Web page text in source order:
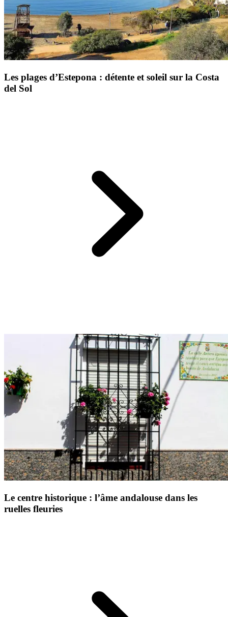
Les plages d’Estepona : détente et soleil sur la Costa
del Sol
Avec plus de 20 kilomètres de littoral, Estepona offre certaines des
plus belles plages de la Costa del Sol.Entre criques sauvages et
longues étendues de sable doré
, profitez d’un bain de mer sous le
soleil andalou.
Idéal pour les familles comme pour les couples en
quête de sérénité.
Le centre historique : l’âme andalouse dans les
ruelles fleuries